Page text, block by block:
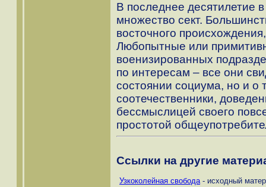
В последнее десятилетие
множество сект.
восточного
Любопытные или
военизированных
по интересам – все они
состоянии социума, но и о
соотечественники,
бессмыслицей своего
простотой
Ссылки на другие
Узкоколейная свобода - исходный